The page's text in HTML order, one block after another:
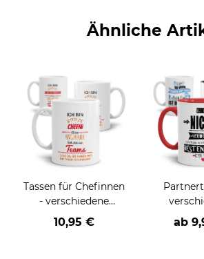
Ähnliche
Tassen für Chefinnen
- verschiedene
Bezeichnungen
10,95 € ab